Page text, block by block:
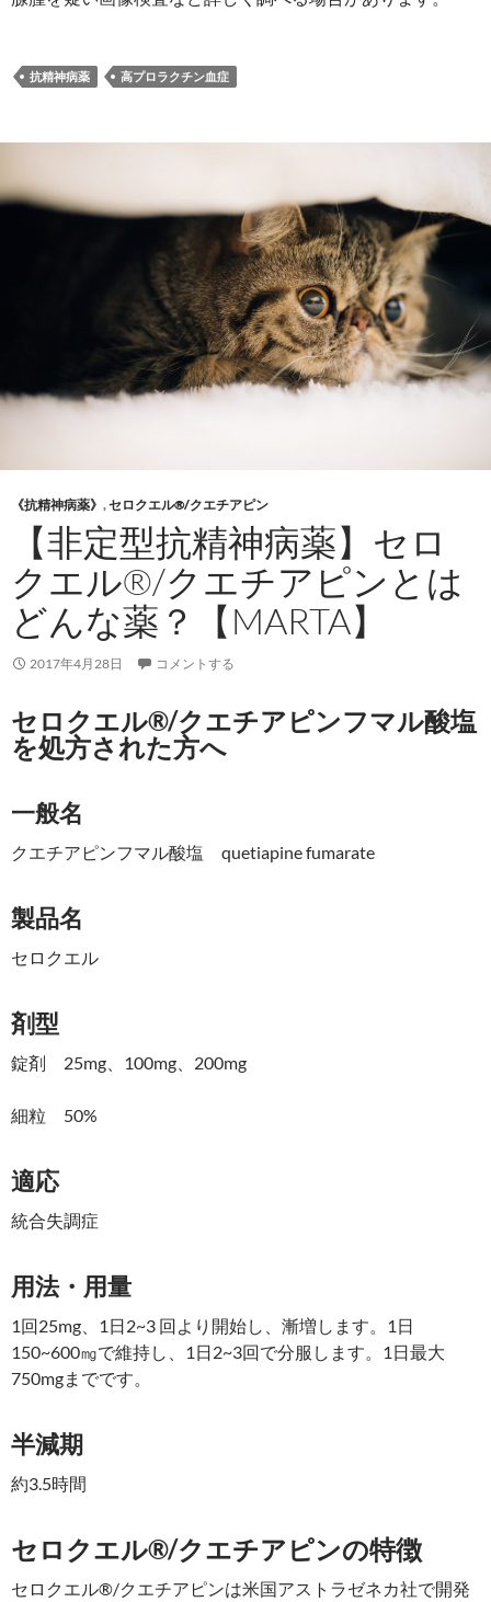
抗精神病薬 高プロラクチン血症
《抗精神病薬》 ,セロクエル®/クエチアピン
【非定型抗精神病薬】セロ
クエル®/クエチアピンとは
どんな薬？【MARTA】
2017年4月28日 コメントする
セロクエル®/クエチアピンフマル酸塩
を処方された方へ
一般名
クエチアピンフマル酸塩 quetiapine fumarate
製品名
セロクエル
剤型
錠剤 25mg、100mg、200mg
細粒 50%
適応
統合失調症
用法・用量
1回25mg、1日2~3 回より開始し、漸増します。1日
150~600㎎で維持し、1日2~3回で分服します。1日最大
750mgまでです。
半減期
約3.5時間
セロクエル®/クエチアピンの特徴
セロクエル®/クエチアピンは米国アストラゼネカ社で開発